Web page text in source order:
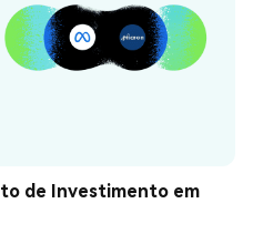
de Investimento em